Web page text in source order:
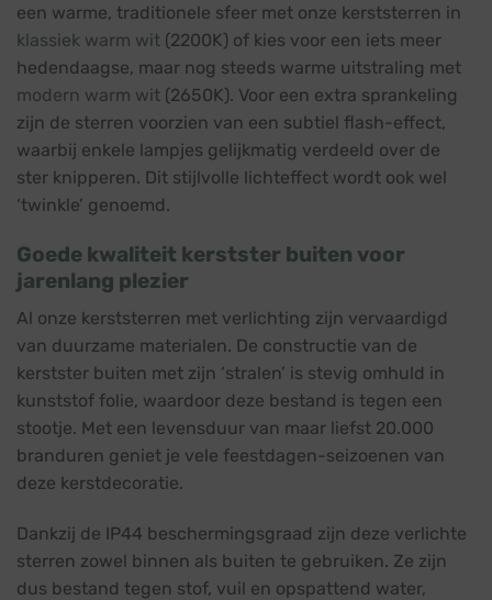
een warme, traditionele sfeer met onze kerststerren in
klassiek warm wit (2200K) of kies voor een iets meer
hedendaagse, maar nog steeds warme uitstraling met
modern warm wit (2650K). Voor een extra sprankeling
zijn de sterren voorzien van een subtiel flash-effect,
waarbij enkele lampjes gelijkmatig verdeeld over de
ster knipperen. Dit stijlvolle lichteffect wordt ook wel
‘twinkle’ genoemd.
Goede kwaliteit kerstster buiten voor
jarenlang plezier
Al onze kerststerren met verlichting zijn vervaardigd
van duurzame materialen. De constructie van de
kerstster buiten met zijn ‘stralen’ is stevig omhuld in
kunststof folie, waardoor deze bestand is tegen een
stootje. Met een levensduur van maar liefst 20.000
branduren geniet je vele feestdagen-seizoenen van
deze kerstdecoratie.
Dankzij de IP44 beschermingsgraad zijn deze verlichte
sterren zowel binnen als buiten te gebruiken. Ze zijn
dus bestand tegen stof, vuil en opspattend water,